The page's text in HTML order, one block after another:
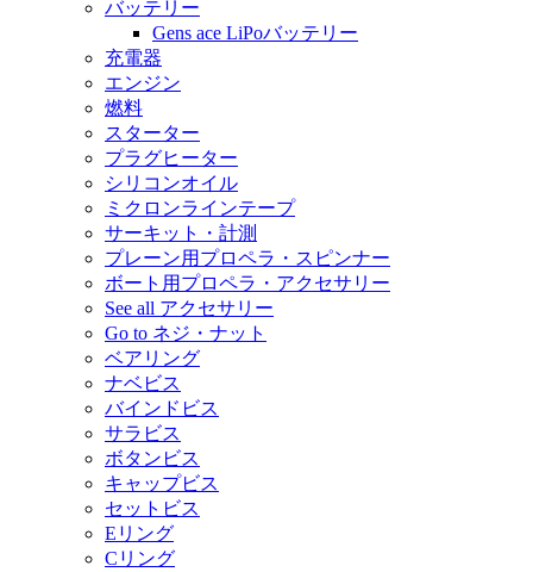
バッテリー
Gens ace LiPoバッテリー
充電器
エンジン
燃料
スターター
プラグヒーター
シリコンオイル
ミクロンラインテープ
サーキット・計測
プレーン用プロペラ・スピンナー
ボート用プロペラ・アクセサリー
See all アクセサリー
Go to ネジ・ナット
ベアリング
ナベビス
バインドビス
サラビス
ボタンビス
キャップビス
セットビス
Eリング
Cリング